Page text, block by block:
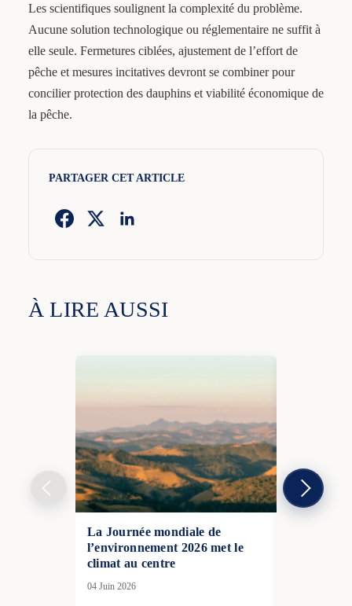
Les scientifiques soulignent la complexité du problème.
Aucune solution technologique ou réglementaire ne suffit à
elle seule. Fermetures ciblées, ajustement de l’effort de
pêche et mesures incitatives devront se combiner pour
concilier protection des dauphins et viabilité économique de
la pêche.
PARTAGER CET ARTICLE
À LIRE AUSSI
La Journée mondiale de
l’environnement 2026 met le
climat au centre
04 Juin 2026